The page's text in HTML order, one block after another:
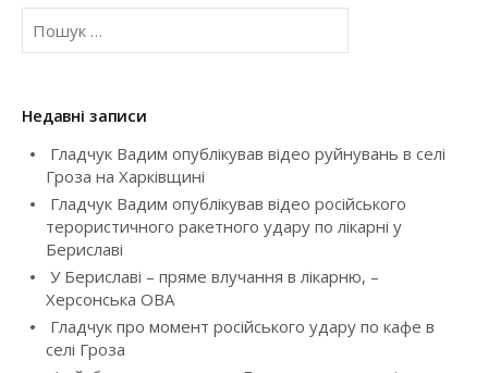
n
v
i
g
t
i
П
ш
кНедавні записи
Гладчук Вадим опублікував відео руйнувань в селі
Гроза на Харківщині
Гладчук Вадим опублікував відео російського
терористичного ракетного удару по лікарні у
Бериславі
У Бериславі – пряме влучання в лікарню, –
Херсонська ОВА
Гладчук про момент російського удару по кафе в
селі Гроза